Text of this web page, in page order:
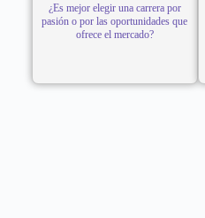
¿Es mejor elegir una carrera por
pasión o por las oportunidades que
ofrece el mercado?